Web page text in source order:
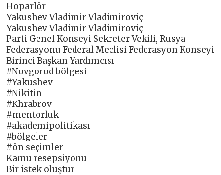
Hoparlör
Yakushev Vladimir Vladimiroviç
Yakushev Vladimir Vladimiroviç
Parti Genel Konseyi Sekreter Vekili, Rusya
Federasyonu Federal Meclisi Federasyon Konseyi
Birinci Başkan Yardımcısı
#Novgorod bölgesi
#Yakushev
#Nikitin
#Khrabrov
#mentorluk
#akademipolitikası
#bölgeler
#ön seçimler
Kamu resepsiyonu
Bir istek oluştur